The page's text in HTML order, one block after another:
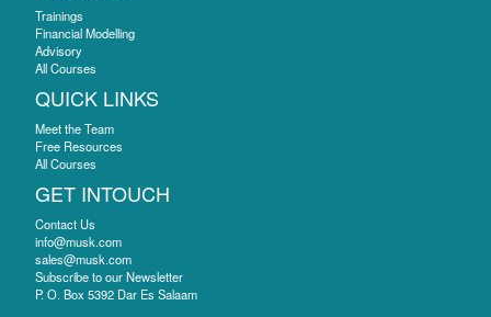
Trainings
Financial Modelling
Advisory
All Courses
QUICK LINKS
Meet the Team
Free Resources
All Courses
GET INTOUCH
Contact Us
info@musk.com
sales@musk.com
Subscribe to our Newsletter
P. O. Box 5392 Dar Es Salaam